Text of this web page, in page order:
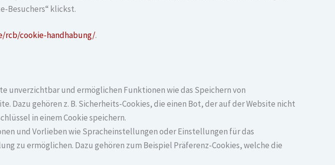
Besuchers“ klickst.
rcb/cookie-handhabung/.
unverzichtbar und ermöglichen Funktionen wie das Speichern von
Dazu gehören z. B. Sicherheits-Cookies, die einen Bot, der auf der Website nicht
in einem Cookie speichern.
und Vorlieben wie Spracheinstellungen oder Einstellungen für das
zu ermöglichen. Dazu gehören zum Beispiel Präferenz-Cookies, welche die